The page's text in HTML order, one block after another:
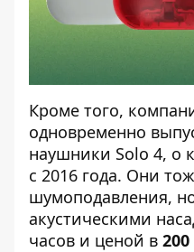
Кроме того,
одновременно
наушники Solo 4, о
с 2016 года. Они
шумоподавления,
акустическими
часов и ценой в